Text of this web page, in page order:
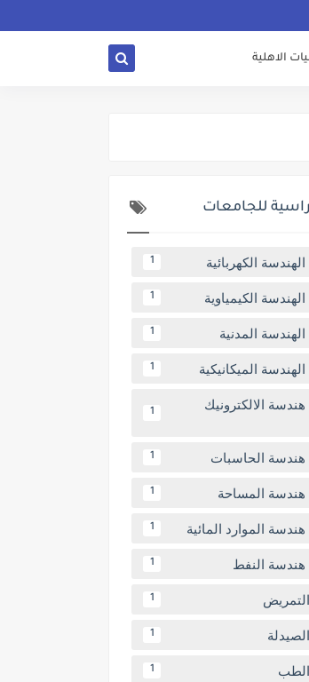
الاهلية
للجامعات
الكهربائية 1
الكيمياوية 1
المدنية 1
الميكانيكية 1
الالكترونيك
1
الحاسبات 1
المساحة 1
الموارد المائية 1
النفط 1
1
1
الطب 1